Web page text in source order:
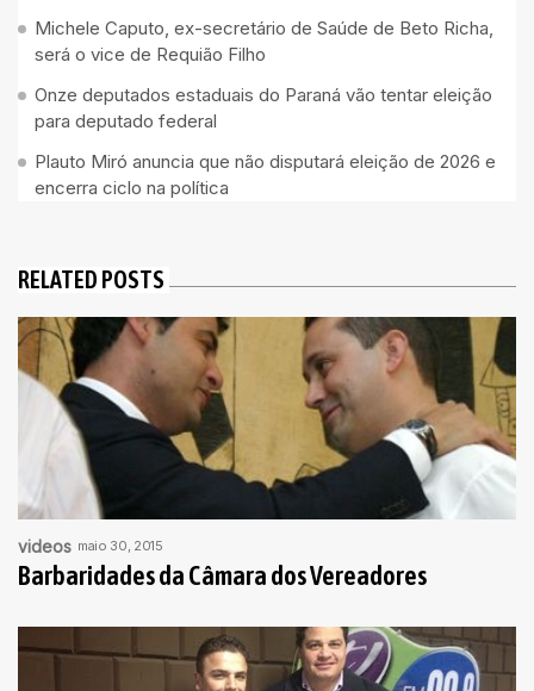
Michele Caputo, ex-secretário de Saúde de Beto Richa,
será o vice de Requião Filho
Onze deputados estaduais do Paraná vão tentar eleição
para deputado federal
Plauto Miró anuncia que não disputará eleição de 2026 e
encerra ciclo na política
RELATED POSTS
videos maio 30, 2015
Barbaridades da Câmara dos Vereadores